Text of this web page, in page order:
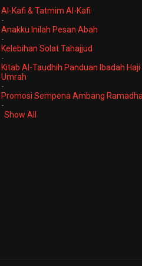
Al-Kafi & Tatmim Al-Kafi
-
Anakku Inilah Pesan Abah
-
Kelebihan Solat Tahajjud
-
Kitab Al-Taudhih Panduan Ibadah Haji
Umrah
-
Promosi Sempena Ambang
-
Show All